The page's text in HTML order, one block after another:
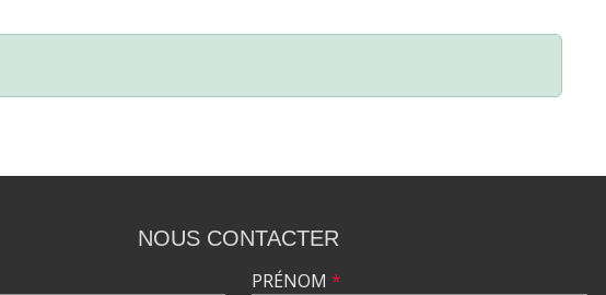
NOUS CONTACTER
PRÉNOM *